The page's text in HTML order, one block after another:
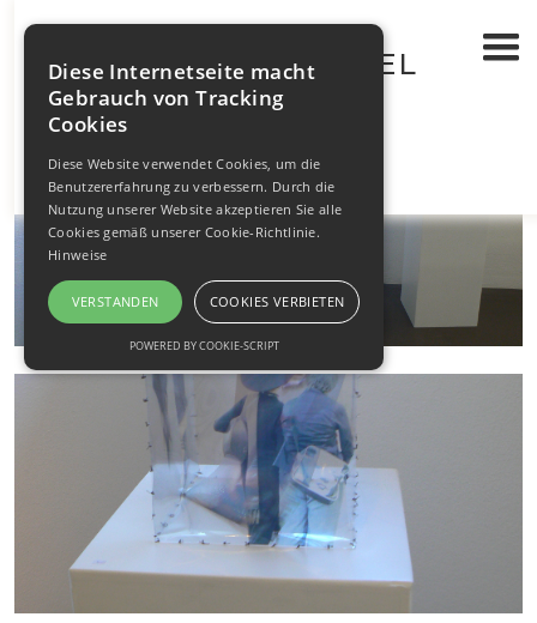
WALTRAUT BRÜGEL
OBJEKTE > FREMD
Diese Internetseite macht
Gebrauch von Tracking
Cookies
Diese Website verwendet Cookies, um die
Benutzererfahrung zu verbessern. Durch die
Nutzung unserer Website akzeptieren Sie alle
Cookies gemäß unserer Cookie-Richtlinie.
Hinweise
VERSTANDEN COOKIES VERBIETEN
POWERED BY COOKIE-SCRIPT